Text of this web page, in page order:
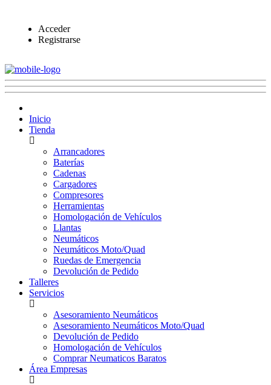
Acceder
Registrarse
Inicio
Tienda
Arrancadores
Baterías
Cadenas
Cargadores
Compresores
Herramientas
Homologación de Vehículos
Llantas
Neumáticos
Neumáticos Moto/Quad
Ruedas de Emergencia
Devolución de Pedido
Talleres
Servicios
Asesoramiento Neumáticos
Asesoramiento Neumáticos Moto/Quad
Devolución de Pedido
Homologación de Vehículos
Comprar Neumaticos Baratos
Área Empresas